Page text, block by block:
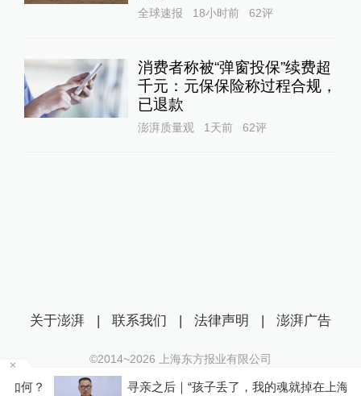
全球速报 18小时前 62评
消费者称被“弹窗投保”续费超
千元：元保保险称过程合规，
已退款
澎湃质量观 1天前 62评
寻亲之后｜“孩子丢了，我的魂就掉在上海了”，
关于澎湃 | 联系我们 | 法律声明 | 澎湃广告
©2014~2026 上海东方报业有限公司
沪ICP证：沪B2-20170116 | 沪ICP备14003370号